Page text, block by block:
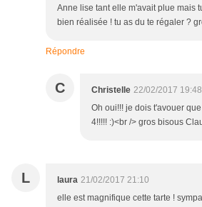
Anne lise tant elle m'avait plue mais
bien réalisée ! tu as du te régaler ?
Répondre
C Christelle 22/02/2017 19:48
Oh oui!!! je dois t'avouer
4!!!!! :)<br /> gros bisous
L laura 21/02/2017 21:10
elle est magnifique cette tarte !